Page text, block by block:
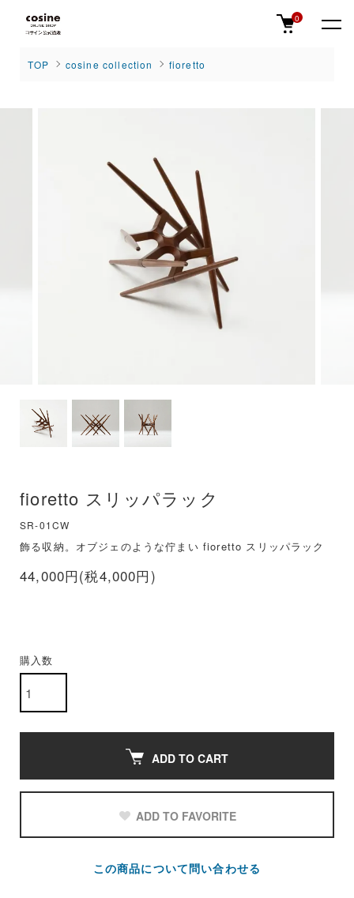
0
TOP cosine collection fioretto
fioretto スリッパラック
SR-01CW
飾る収納。オブジェのような佇まい fioretto スリッパラック
44,000円(税4,000円)
購入数
ADD TO CART
ADD TO FAVORITE
この商品について問い合わせる